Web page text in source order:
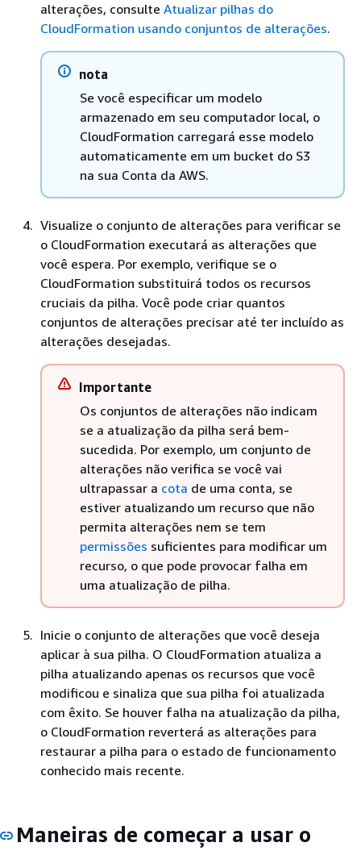
alterações, consulte Atualizar pilhas do
CloudFormation usando conjuntos de alterações.
nota
Se você especificar um modelo
armazenado em seu computador local, o
CloudFormation carregará esse modelo
automaticamente em um bucket do S3
na sua Conta da AWS.
Visualize o conjunto de alterações para verificar se
o CloudFormation executará as alterações que
você espera. Por exemplo, verifique se o
CloudFormation substituirá todos os recursos
cruciais da pilha. Você pode criar quantos
conjuntos de alterações precisar até ter incluído as
alterações desejadas.
Importante
Os conjuntos de alterações não indicam
se a atualização da pilha será bem-
sucedida. Por exemplo, um conjunto de
alterações não verifica se você vai
ultrapassar a cota de uma conta, se
estiver atualizando um recurso que não
permita alterações nem se tem
permissões suficientes para modificar um
recurso, o que pode provocar falha em
uma atualização de pilha.
Inicie o conjunto de alterações que você deseja
aplicar à sua pilha. O CloudFormation atualiza a
pilha atualizando apenas os recursos que você
modificou e sinaliza que sua pilha foi atualizada
com êxito. Se houver falha na atualização da pilha,
o CloudFormation reverterá as alterações para
restaurar a pilha para o estado de funcionamento
conhecido mais recente.
Maneiras de começar a usar o